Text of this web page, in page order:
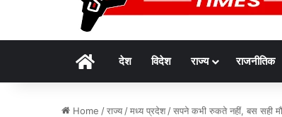
Homeदेश विदेश राज्य राजनीतिक
Home /राज्य /मध्य प्रदेश /सपने कभी रुकते नहीं, बस सही